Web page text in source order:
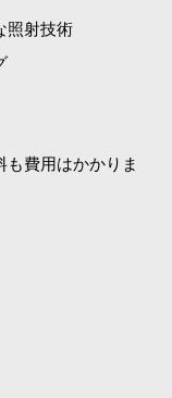
照射技術
費用はかかりま